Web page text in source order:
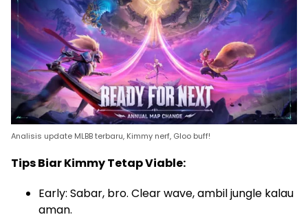
Analisis update MLBB terbaru, Kimmy nerf, Gloo buff!
Tips Biar Kimmy Tetap Viable:
Early: Sabar, bro. Clear wave, ambil jungle kalau
aman.